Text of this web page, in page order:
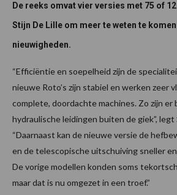
De reeks omvat vier versies met 75 of
Stijn De Lille om meer te weten te
nieuwigheden.
“Efficiëntie en soepelheid zijn de
nieuwe Roto’s zijn stabiel en werken zeer
complete, doordachte machines. Zo zijn er
hydraulische leidingen buiten de giek”,
“Daarnaast kan de nieuwe versie de
en de telescopische uitschuiving sneller
De vorige modellen konden soms
maar dat is nu omgezet in een troef.”